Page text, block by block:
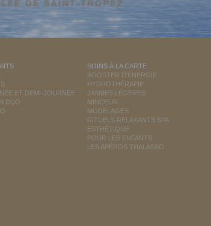
ET DEMI-JOURNÉE
DUO
SOINS À LA CARTE
BOOSTER D'ÉNERGIE
HYDROTHÉRAPIE
JAMBES LÉGÈRES
MINCEUR
MODELAGES
RITUELS RELAXANTS SPA
ESTHÉTIQUE
POUR LES ENFANTS
LES APÉROS THALASSO